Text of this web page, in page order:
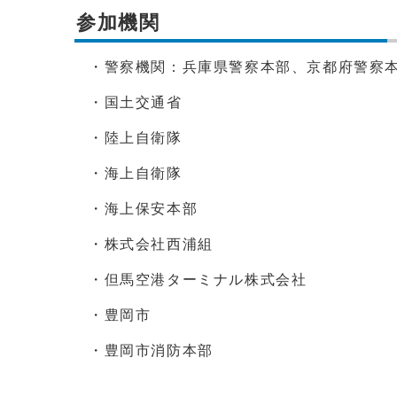
参加機関
・警察機関：兵庫県警察本部、京都府警察
・国土交通省
・陸上自衛隊
・海上自衛隊
・海上保安本部
・株式会社西浦組
・但馬空港ターミナル株式会社
・豊岡市
・豊岡市消防本部